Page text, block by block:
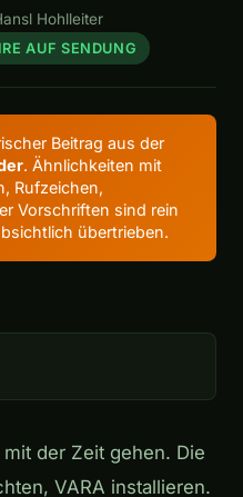
Hohlleiter
AUF SENDUNG
Beitrag aus der
. Ähnlichkeiten mit
Rufzeichen,
Vorschriften sind rein
übertrieben.
der Zeit gehen. Die
VARA installieren.